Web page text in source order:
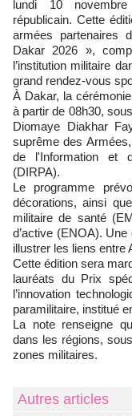
lundi 10
républicain. Cette
armées partenaires
Dakar 2026 »,
l’institution militaire
grand rendez-vous
À Dakar, la
à partir de 08h30,
Diomaye Diakhar
suprême des
de l'Information et
(DIRPA).
Le programme
décorations, ainsi
militaire de santé
d’active (ENOA).
illustrer les liens entre
Cette édition sera
lauréats du Prix
l’innovation
paramilitaire, institué
La note renseigne
dans les régions,
zones militaires.
Autres articles